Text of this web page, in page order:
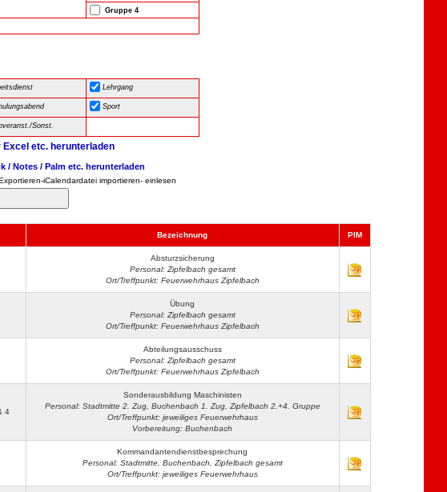
Gruppe 4
Lehrgang
Sport
Sonst.
etc. herunterladen
/ Notes / Palm etc. herunterladen
iCalendardatei importieren- einlesen
Bezeichnung PIM
Absturzsicherung
Personal: Zipfelbach gesamt
Ort/Treffpunkt: Feuerwehrhaus Zipfelbach
Übung
Personal: Zipfelbach gesamt
Ort/Treffpunkt: Feuerwehrhaus Zipfelbach
Abteilungsausschuss
Personal: Zipfelbach gesamt
Ort/Treffpunkt: Feuerwehrhaus Zipfelbach
4
Sonderausbildung Maschinisten
Personal: Stadtmitte 2. Zug, Buchenbach 1. Zug, Zipfelbach 2.+4. Gruppe
Ort/Treffpunkt: jeweiliges Feuerwehrhaus
Vorbereitung: Buchenbach
Kommandantendienstbesprechung
Personal: Stadtmitte, Buchenbach, Zipfelbach gesamt
Ort/Treffpunkt: jeweiliges Feuerwehrhaus